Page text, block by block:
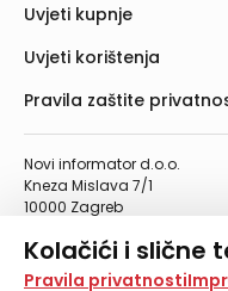
Kolačići i slične
Na našoj web stranici
Pravila privatnosti
Novi informator d.o.o.
Kneza Mislava 7/1
10000 Zagreb
Telefaks: 01/4612-553
info@informator.hr
Uvjeti kupnje
Uvjeti korištenja
Pravila zaštite